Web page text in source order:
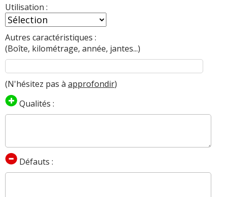
Utilisation :
Autres caractéristiques :
(Boîte, kilométrage, année, jantes...)
(N'hésitez pas à approfondir)
Qualités :
Défauts :